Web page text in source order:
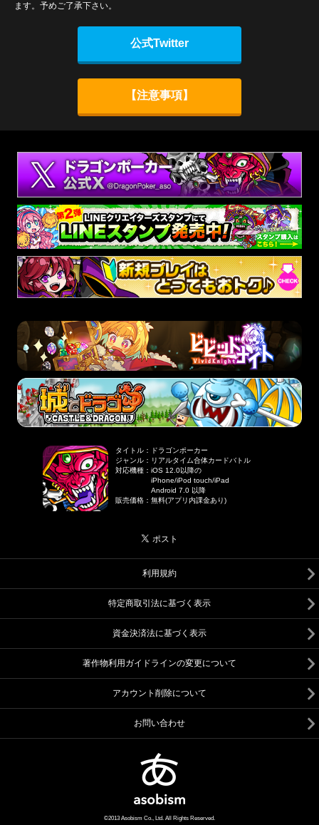
ます。予めご了承下さい。
公式Twitter
【注意事項】
タイトル ：
ドラゴンポーカー
ジャンル ： リアルタイム合体カードバトル
対応機種 ：iOS 12.0以降の
iPhone/iPod touch/iPad
Android 7.0 以降
販売価格 ：無料(アプリ内課金あり)
利用規約
特定商取引法に基づく表示
資金決済法に基づく表示
著作物利用ガイドラインの変更について
アカウント削除について
お問い合わせ
©2013 Asobism Co., Ltd. All Rights Reserved.